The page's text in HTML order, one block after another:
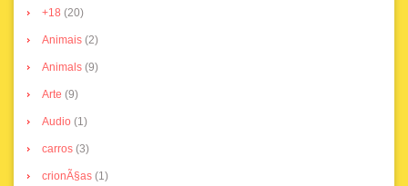
+18 (20)
Animais (2)
Animals (9)
Arte (9)
Audio (1)
carros (3)
crionÃ§as (1)